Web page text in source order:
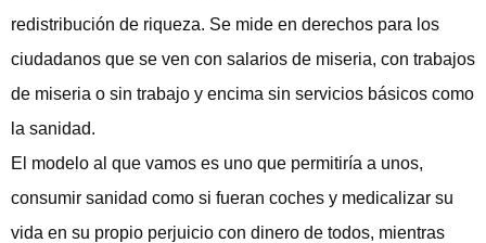
redistribución de riqueza. Se mide en derechos para los
ciudadanos que se ven con salarios de miseria, con trabajos
de miseria o sin trabajo y encima sin servicios básicos como
la sanidad.
El modelo al que vamos es uno que permitiría a unos,
consumir sanidad como si fueran coches y medicalizar su
vida en su propio perjuicio con dinero de todos, mientras